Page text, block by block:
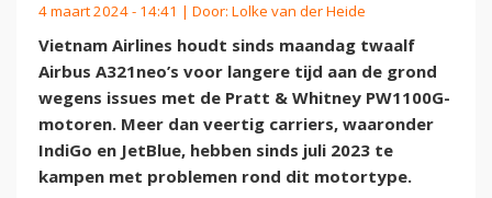
4 maart 2024 - 14:41 | Door: Lolke van der Heide
Vietnam Airlines houdt sinds maandag twaalf
Airbus A321neo’s voor langere tijd aan de grond
wegens issues met de Pratt & Whitney PW1100G-
motoren. Meer dan veertig carriers, waaronder
IndiGo en JetBlue, hebben sinds juli 2023 te
kampen met problemen rond dit motortype.